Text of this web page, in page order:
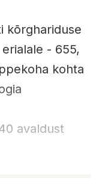
kõrghariduse
- 655,
kohta
avaldust